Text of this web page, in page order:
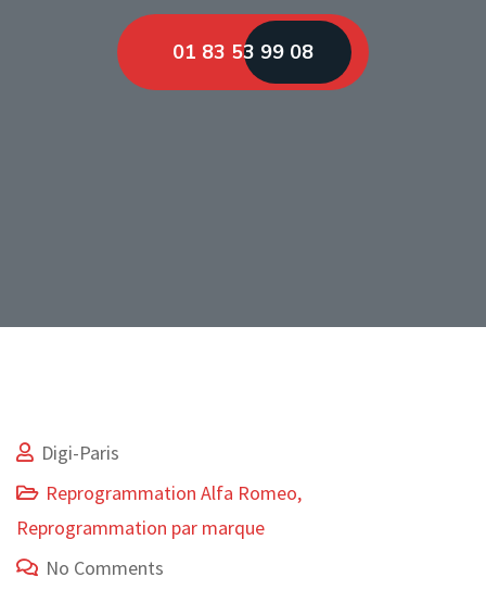
01 83 53 99 08
Digi-Paris
Reprogrammation Alfa Romeo,
Reprogrammation par marque
No Comments